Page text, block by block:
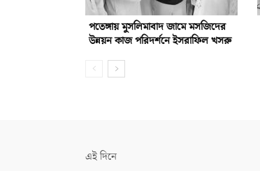
পতেঙ্গায় মুসলিমাবাদ জামে মসজিদের
উন্নয়ন কাজ পরিদর্শনে ইসরাফিল খসরু
এই দিনে